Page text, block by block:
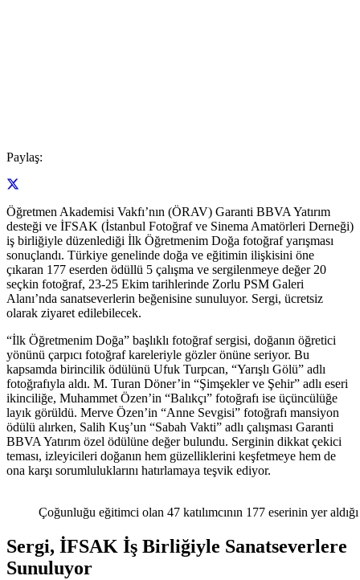
Paylaş:
Öğretmen Akademisi Vakfı’nın (ÖRAV) Garanti BBVA Yatırım
desteği ve İFSAK (İstanbul Fotoğraf ve Sinema Amatörleri Derneği)
iş birliğiyle düzenlediği İlk Öğretmenim Doğa fotoğraf yarışması
sonuçlandı. Türkiye genelinde doğa ve eğitimin ilişkisini öne
çıkaran 177 eserden ödüllü 5 çalışma ve sergilenmeye değer 20
seçkin fotoğraf, 23-25 Ekim tarihlerinde Zorlu PSM Galeri
Alanı’nda sanatseverlerin beğenisine sunuluyor. Sergi, ücretsiz
olarak ziyaret edilebilecek.
“İlk Öğretmenim Doğa” başlıklı fotoğraf sergisi, doğanın öğretici
yönünü çarpıcı fotoğraf kareleriyle gözler önüne seriyor. Bu
kapsamda birincilik ödülünü Ufuk Turpcan, “Yarışlı Gölü” adlı
fotoğrafıyla aldı. M. Turan Döner’in “Şimşekler ve Şehir” adlı eseri
ikinciliğe, Muhammet Özen’in “Balıkçı” fotoğrafı ise üçüncülüğe
layık görüldü. Merve Özen’in “Anne Sevgisi” fotoğrafı mansiyon
ödülü alırken, Salih Kuş’un “Sabah Vakti” adlı çalışması Garanti
BBVA Yatırım özel ödülüne değer bulundu. Serginin dikkat çekici
teması, izleyicileri doğanın hem güzelliklerini keşfetmeye hem de
ona karşı sorumluluklarını hatırlamaya teşvik ediyor.
Çoğunluğu eğitimci olan 47 katılımcının 177 eserinin yer
Sergi, İFSAK İş Birliğiyle Sanatseverlere
Sunuluyor